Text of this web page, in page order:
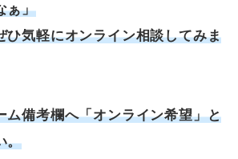
ぁ」
ひ気軽にオンライン相談してみま
ム備考欄へ「オンライン希望」と
。